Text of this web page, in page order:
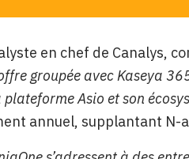
en chef de Canalys,
groupée avec Kaseya
Asio et son
annuel, supplantant N-